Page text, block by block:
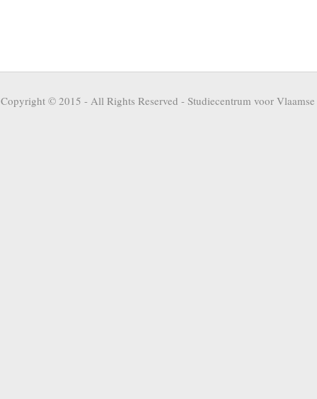
Copyright © 2015 - All Rights Reserved - Studiecentrum voor